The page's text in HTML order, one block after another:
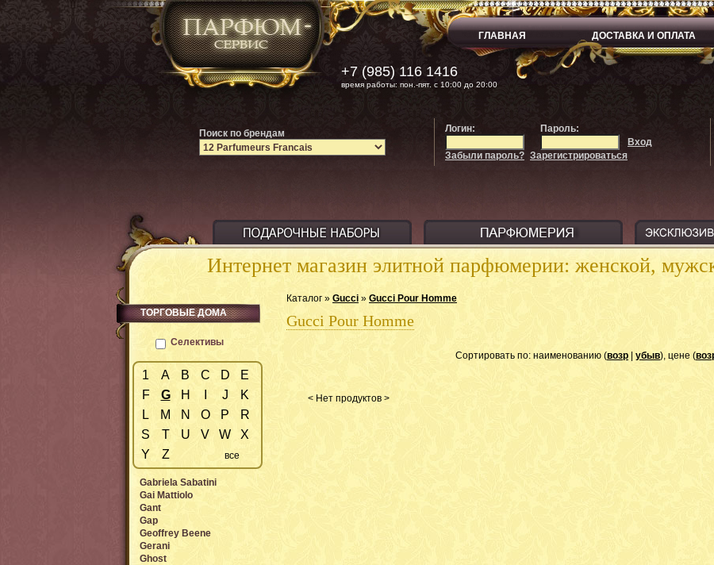
Интернет магазин элитной парфюмерии: женской,
Каталог » Gucci » Gucci Pour Homme
Gucci Pour Homme
Сортировать по: наименованию (возр убыв), цене (
< Нет продуктов >
ТОРГОВЫЕ ДОМА
Селективы
1 A B C D
E
F
G H J
K
L
M N O P
R
S
T U V W
X
Y
Z все
Gabriela Sabatini
Gai Mattiolo
Gant
Gap
Geoffrey Beene
Gerani
Ghost
ГЛАВНАЯ ДОСТАВКА И ОПЛАТА
+7 (985) 116 1416
время работы: пон.-пят. с 10:00 до 20:00
Поиск по брендам Логин:
Пароль:
Вход
Забыли пароль? Зарегистрироваться